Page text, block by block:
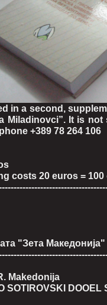
in a second,
Miladinovci”. It is
+389 78 264 106
costs 20 euros = 100
"Зета Македонија"
Makedonija
SOTIROVSKI DOOEL